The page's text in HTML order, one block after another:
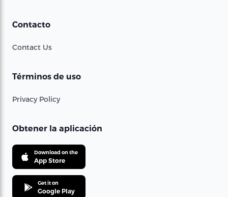
Contacto
Contact Us
Términos de uso
Privacy Policy
Obtener la aplicación
Download on the
App Store
Get it on
Google Play